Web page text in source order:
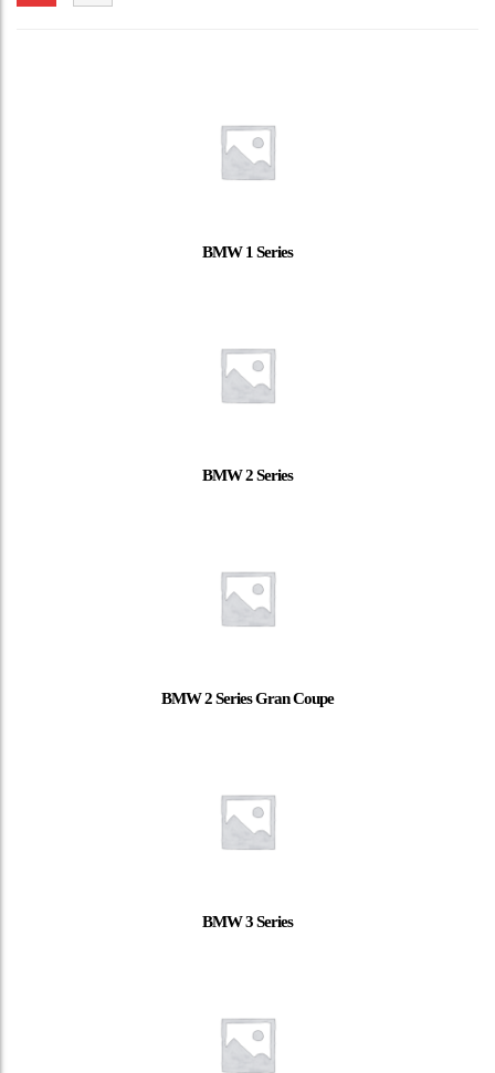
BMW 1 Series
BMW 2 Series
BMW 2 Series Gran Coupe
BMW 3 Series